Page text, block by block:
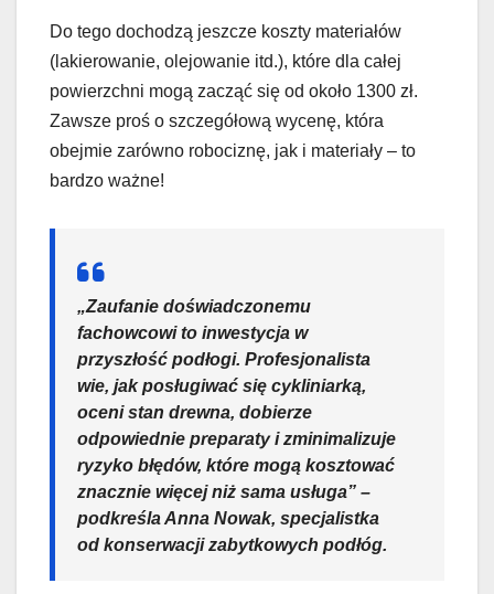
Do tego dochodzą jeszcze koszty materiałów
(lakierowanie, olejowanie itd.), które dla całej
powierzchni mogą zacząć się od około 1300 zł.
Zawsze proś o szczegółową wycenę, która
obejmie zarówno robociznę, jak i materiały – to
bardzo ważne!
„Zaufanie doświadczonemu
fachowcowi to inwestycja w
przyszłość podłogi. Profesjonalista
wie, jak posługiwać się cykliniarką,
oceni stan drewna, dobierze
odpowiednie preparaty i zminimalizuje
ryzyko błędów, które mogą kosztować
znacznie więcej niż sama usługa” –
podkreśla Anna Nowak, specjalistka
od konserwacji zabytkowych podłóg.